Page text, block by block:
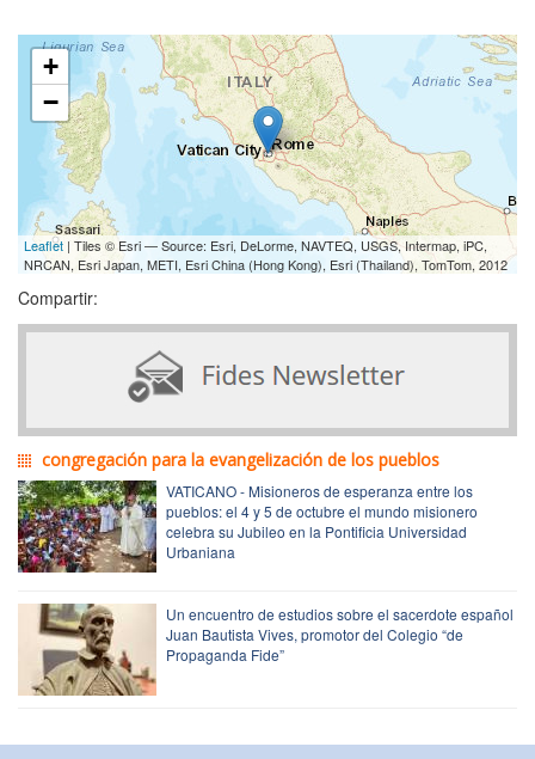
+
−
Leaflet | Tiles © Esri — Source: Esri, DeLorme, NAVTEQ, USGS, Intermap, iPC,
NRCAN, Esri Japan, METI, Esri China (Hong Kong), Esri (Thailand), TomTom, 2012
Compartir:
congregación para la evangelización de los pueblos
VATICANO - Misioneros de esperanza entre los
pueblos: el 4 y 5 de octubre el mundo misionero
celebra su Jubileo en la Pontificia Universidad
Urbaniana
Un encuentro de estudios sobre el sacerdote español
Juan Bautista Vives, promotor del Colegio “de
Propaganda Fide”